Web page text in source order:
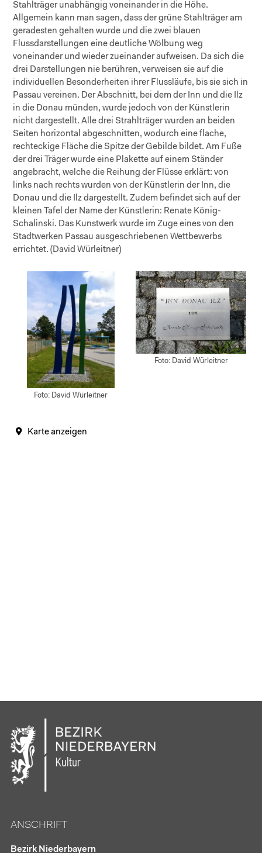
Stahlträger unabhängig voneinander in die Höhe.
Allgemein kann man sagen, dass der grüne Stahlträger am
geradesten gehalten wurde und die zwei blauen
Flussdarstellungen eine deutliche Wölbung weg
voneinander und wieder zueinander aufweisen. Da sich die
drei Darstellungen nie berühren, verweisen sie auf die
individuellen Besonderheiten ihrer Flussläufe, bis sie sich in
Passau vereinen. Der Abschnitt, bei dem der Inn und die Ilz
in die Donau münden, wurde jedoch von der Künstlerin
nicht dargestellt. Alle drei Strahlträger wurden an beiden
Seiten horizontal abgeschnitten, wodurch eine flache,
rechteckige Fläche die Spitze der Gebilde bildet. Am Fuße
der drei Träger wurde eine Plakette auf einem Ständer
angebracht, welche die Reihung der Flüsse erklärt: von
links nach rechts wurden von der Künstlerin der Inn, die
Donau und die Ilz dargestellt. Zudem befindet sich auf der
kleinen Tafel der Name der Künstlerin: Renate König-
Schalinski. Das Kunstwerk wurde im Zuge eines von den
Stadtwerken Passau ausgeschriebenen Wettbewerbs
errichtet. (David Würleitner)
Foto: David Würleitner
Foto: David Würleitner
Karte anzeigen
ANSCHRIFT
Bezirk Niederbayern